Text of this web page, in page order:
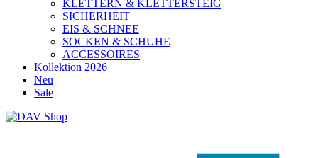
KLETTERN & KLETTERSTEIG
SICHERHEIT
EIS & SCHNEE
SOCKEN & SCHUHE
ACCESSOIRES
Kollektion 2026
Neu
Sale